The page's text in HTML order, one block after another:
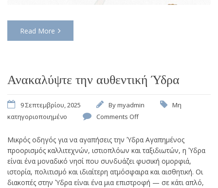
Read More
Ανακαλύψτε την αυθεντική Ύδρα
9 Σεπτεμβρίου, 2025 Bymyadmin
Μη
κατηγοριοποιημένο
Comments Off
Μικρός οδηγός για να αγαπήσεις την Ύδρα Αγαπημένος
προορισμός καλλιτεχνών, ιστιοπλόων και ταξιδιωτών, η Ύδρα
είναι ένα μοναδικό νησί που συνδυάζει φυσική ομορφιά,
ιστορία, πολιτισμό και ιδιαίτερη ατμόσφαιρα και αισθητική. Οι
διακοπές στην Ύδρα είναι ένα μια επιστροφή — σε κάτι απλό,